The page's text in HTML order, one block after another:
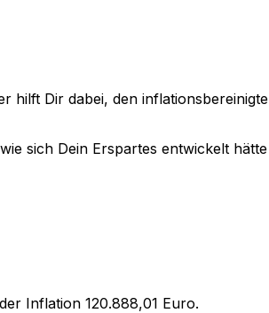
hilft Dir dabei, den
sich Dein Erspartes entwickelt
Inflation 120.888,01 Euro.